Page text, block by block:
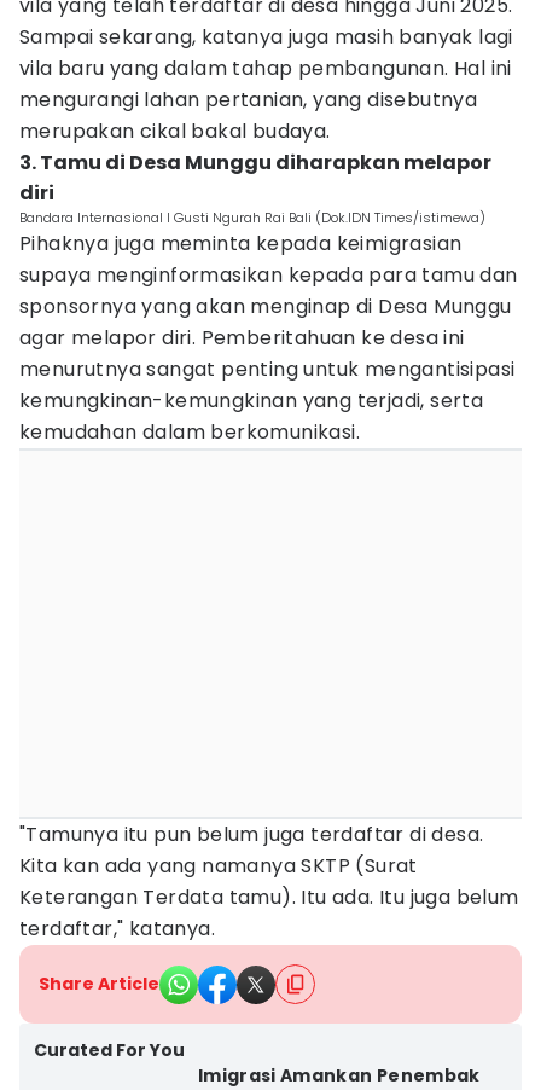
Sampai sekarang, katanya juga masih banyak lagi
vila baru yang dalam tahap pembangunan. Hal ini
mengurangi lahan pertanian, yang disebutnya
merupakan cikal bakal budaya.
3. Tamu di Desa Munggu diharapkan melapor
diri
Bandara Internasional I Gusti Ngurah Rai Bali (Dok.IDN Times/istimewa)
Pihaknya juga meminta kepada keimigrasian
supaya menginformasikan kepada para tamu dan
sponsornya yang akan menginap di Desa Munggu
agar melapor diri. Pemberitahuan ke desa ini
menurutnya sangat penting untuk mengantisipasi
kemungkinan-kemungkinan yang terjadi, serta
kemudahan dalam berkomunikasi.
"Tamunya itu pun belum juga terdaftar di desa.
Kita kan ada yang namanya SKTP (Surat
Keterangan Terdata tamu). Itu ada. Itu juga belum
terdaftar," katanya.
Share Article
Curated For You
Imigrasi Amankan Penembak